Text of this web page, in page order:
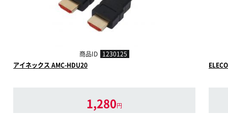
商品ID 1230125
アイネックス AMC-HDU20
1,280円